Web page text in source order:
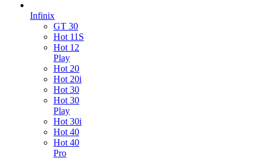
Infinix
GT 30
Hot 11S
Hot 12
Play
Hot 20
Hot 20i
Hot 30
Hot 30
Play
Hot 30i
Hot 40
Hot 40
Pro